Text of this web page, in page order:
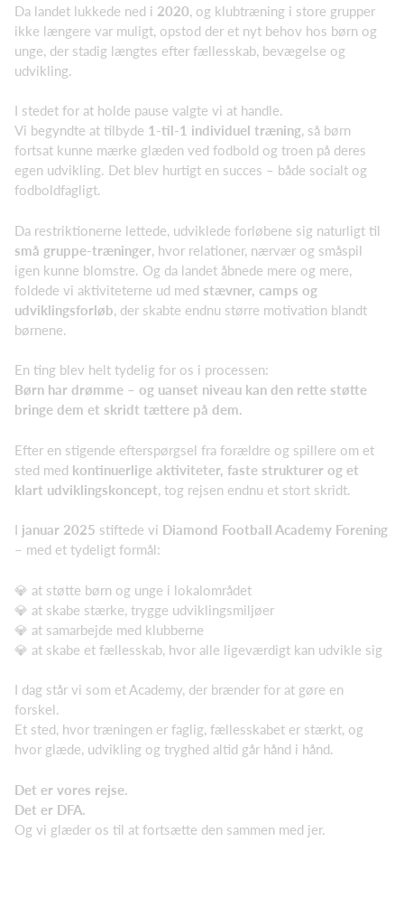
Da landet lukkede ned i 2020, og klubtræning i store grupper
ikke længere var muligt, opstod der et nyt behov hos børn og
unge, der stadig længtes efter fællesskab, bevægelse og
udvikling.
I stedet for at holde pause valgte vi at handle.
Vi begyndte at tilbyde 1‑til‑1 individuel træning, så børn
fortsat kunne mærke glæden ved fodbold og troen på deres
egen udvikling. Det blev hurtigt en succes – både socialt og
fodboldfagligt.
Da restriktionerne lettede, udviklede forløbene sig naturligt til
små gruppe‑træninger, hvor relationer, nærvær og småspil
igen kunne blomstre. Og da landet åb­nede mere og mere,
foldede vi aktiviteterne ud med stævner, camps og
udviklingsforløb, der skabte endnu større motivation blandt
børnene.
En ting blev helt tydelig for os i processen:
Børn har drømme – og uanset niveau kan den rette støtte
bringe dem et skridt tættere på dem.
Efter en stigende efterspørgsel fra forældre og spillere om et
sted med kontinuerlige aktiviteter, faste strukturer og et
klart udviklingskoncept, tog rejsen endnu et stort skridt.
I januar 2025 stiftede vi Diamond Football Academy Forening
– med et tydeligt formål:
💎 at støtte børn og unge i lokalområdet
💎 at skabe stærke, trygge udviklingsmiljøer
💎 at samarbejde med klubberne
💎 at skabe et fællesskab, hvor alle ligeværdigt kan udvikle sig
I dag står vi som et Academy, der brænder for at gøre en
forskel.
Et sted, hvor træningen er faglig, fællesskabet er stærkt, og
hvor glæde, udvikling og tryghed altid går hånd i hånd.
Det er vores rejse.
Det er DFA.
Og vi glæder os til at fortsætte den sammen med jer.